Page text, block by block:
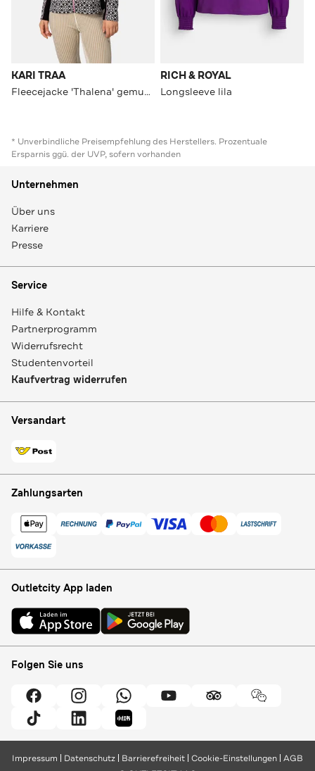
KARI TRAA
Fleecejacke 'Thalena' gemustert
RICH & ROYAL
Longsleeve lila
* Unverbindliche Preisempfehlung des Herstellers. Prozentuale
Ersparnis ggü. der UVP, sofern vorhanden
Unternehmen
Über uns
Karriere
Presse
Service
Hilfe & Kontakt
Partnerprogramm
Widerrufsrecht
Studentenvorteil
Kaufvertrag widerrufen
Versandart
Zahlungsarten
Outletcity App laden
Folgen Sie uns
Impressum Datenschutz Barrierefreiheit Cookie-Einstellungen AGB